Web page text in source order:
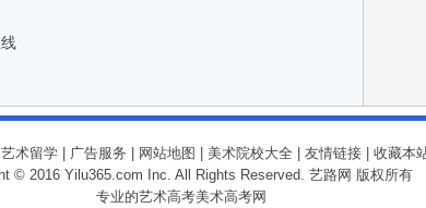
艺术留学 广告服务 网站地图 美术院校大全 友情链接
收藏本
© 2016 Yilu365.com Inc. All Rights Reserved. 艺路网 版权所有
专业的艺术高考美术高考网